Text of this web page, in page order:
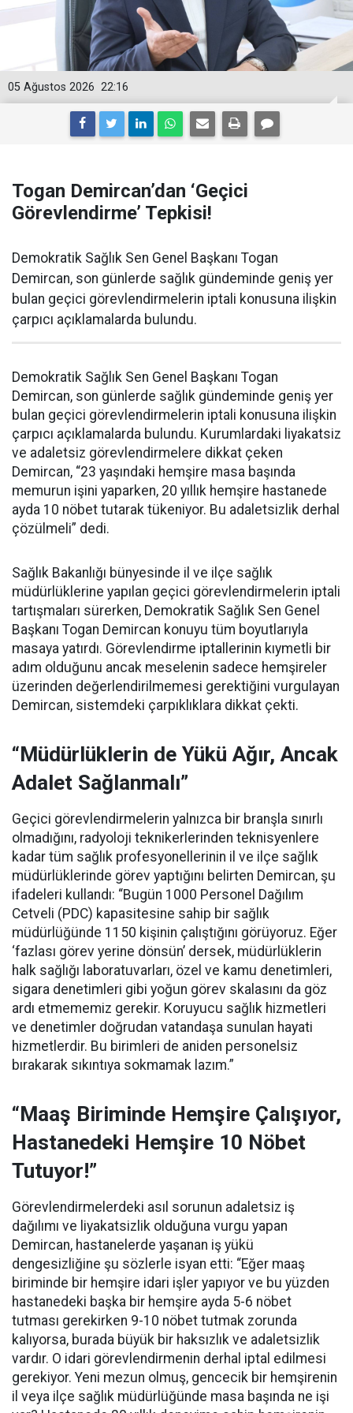
22:16
05 Ağustos 2026
Togan Demircan’dan ‘Geçici
Görevlendirme’ Tepkisi!
Demokratik Sağlık Sen Genel Başkanı Togan
Demircan, son günlerde sağlık gündeminde geniş yer
bulan geçici görevlendirmelerin iptali konusuna ilişkin
çarpıcı açıklamalarda bulundu.
Demokratik Sağlık Sen Genel Başkanı Togan
Demircan, son günlerde sağlık gündeminde geniş yer
bulan geçici görevlendirmelerin iptali konusuna ilişkin
çarpıcı açıklamalarda bulundu. Kurumlardaki liyakatsiz
ve adaletsiz görevlendirmelere dikkat çeken
Demircan, “23 yaşındaki hemşire masa başında
memurun işini yaparken, 20 yıllık hemşire hastanede
ayda 10 nöbet tutarak tükeniyor. Bu adaletsizlik derhal
çözülmeli” dedi.
Sağlık Bakanlığı bünyesinde il ve ilçe sağlık
müdürlüklerine yapılan geçici görevlendirmelerin iptali
tartışmaları sürerken, Demokratik Sağlık Sen Genel
Başkanı Togan Demircan konuyu tüm boyutlarıyla
masaya yatırdı. Görevlendirme iptallerinin kıymetli bir
adım olduğunu ancak meselenin sadece hemşireler
üzerinden değerlendirilmemesi gerektiğini vurgulayan
Demircan, sistemdeki çarpıklıklara dikkat çekti.
“Müdürlüklerin de Yükü Ağır, Ancak
Adalet Sağlanmalı”
Geçici görevlendirmelerin yalnızca bir branşla sınırlı
olmadığını, radyoloji teknikerlerinden teknisyenlere
kadar tüm sağlık profesyonellerinin il ve ilçe sağlık
müdürlüklerinde görev yaptığını belirten Demircan, şu
ifadeleri kullandı: “Bugün 1000 Personel Dağılım
Cetveli (PDC) kapasitesine sahip bir sağlık
müdürlüğünde 1150 kişinin çalıştığını görüyoruz. Eğer
‘fazlası görev yerine dönsün’ dersek, müdürlüklerin
halk sağlığı laboratuvarları, özel ve kamu denetimleri,
sigara denetimleri gibi yoğun görev skalasını da göz
ardı etmememiz gerekir. Koruyucu sağlık hizmetleri
ve denetimler doğrudan vatandaşa sunulan hayati
hizmetlerdir. Bu birimleri de aniden personelsiz
bırakarak sıkıntıya sokmamak lazım.”
“Maaş Biriminde Hemşire Çalışıyor,
Hastanedeki Hemşire 10 Nöbet
Tutuyor!”
Görevlendirmelerdeki asıl sorunun adaletsiz iş
dağılımı ve liyakatsizlik olduğuna vurgu yapan
Demircan, hastanelerde yaşanan iş yükü
dengesizliğine şu sözlerle isyan etti: “Eğer maaş
biriminde bir hemşire idari işler yapıyor ve bu yüzden
hastanedeki başka bir hemşire ayda 5-6 nöbet
tutması gerekirken 9-10 nöbet tutmak zorunda
kalıyorsa, burada büyük bir haksızlık ve adaletsizlik
vardır. O idari görevlendirmenin derhal iptal edilmesi
gerekiyor. Yeni mezun olmuş, gencecik bir hemşirenin
il veya ilçe sağlık müdürlüğünde masa başında ne işi